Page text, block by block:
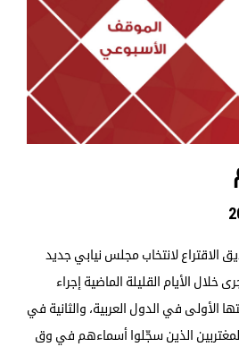
الاقتراع لانتخاب مجلس نيابي جديد
الأيام القليلة الماضية إجراء
الأولى في الدول العربية، والثانية في
للمغتربين الذين سجّلوا أسماءهم في وق